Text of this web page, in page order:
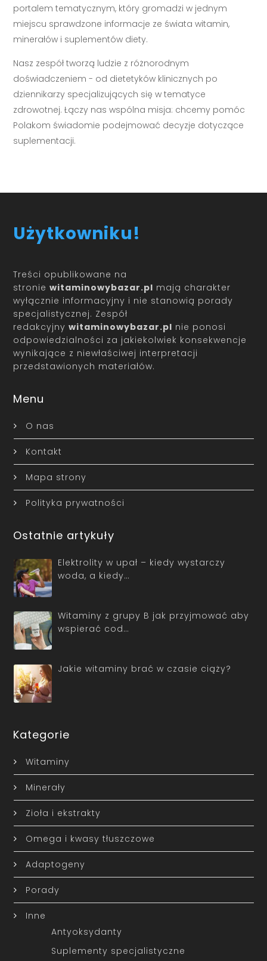
portalem tematycznym, który gromadzi w jednym
miejscu sprawdzone informacje ze świata witamin,
minerałów i suplementów diety.
Nasz zespół tworzą ludzie z różnorodnym
doświadczeniem - od dietetyków klinicznych po
dziennikarzy specjalizujących się w tematyce
zdrowotnej. Łączy nas wspólna misja: chcemy pomóc
Polakom świadomie podejmować decyzje dotyczące
suplementacji.
Użytkowniku!
Treści opublikowane na
stroniewitaminowybazar.pl mają charakter
wyłącznie informacyjny i nie stanowią porady
specjalistycznej. Zespół
redakcyjnywitaminowybazar.pl nie ponosi
odpowiedzialności za jakiekolwiek konsekwencje
wynikające z niewłaściwej interpretacji
przedstawionych materiałów.
Menu
O nas
Kontakt
Mapa strony
Polityka prywatności
Ostatnie artykuły
Elektrolity w upał – kiedy wystarczy
woda, a kiedy…
Witaminy z grupy B jak przyjmować aby
wspierać cod…
Jakie witaminy brać w czasie ciąży?
Kategorie
Witaminy
Minerały
Zioła i ekstrakty
Omega i kwasy tłuszczowe
Adaptogeny
Porady
Inne
Antyoksydanty
Suplementy specjalistyczne